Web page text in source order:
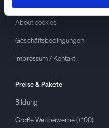
About cookies
Geschäftsbedingungen
Impressum / Kontakt
Preise & Pakete
Bildung
Große Wettbewerbe (+100)